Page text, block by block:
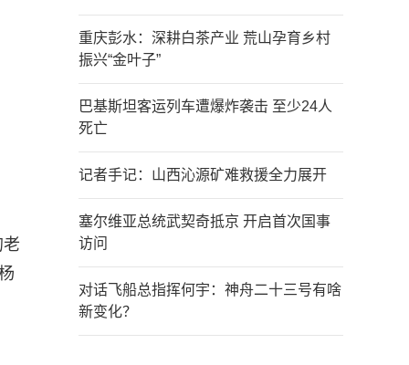
重庆彭水：深耕白茶产业 荒山孕育乡村
振兴“金叶子”
巴基斯坦客运列车遭爆炸袭击 至少24人
死亡
记者手记：山西沁源矿难救援全力展开
塞尔维亚总统武契奇抵京 开启首次国事
访问
对话飞船总指挥何宇：神舟二十三号有啥
新变化？